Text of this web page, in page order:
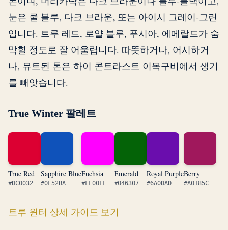
눈은 쿨 블루, 다크 브라운, 또는 아이시 그레이-그린
입니다. 트루 레드, 로얄 블루, 푸시아, 에메랄드가 숨
막힐 정도로 잘 어울립니다. 따뜻하거나, 어시하거
나, 뮤트된 톤은 하이 콘트라스트 이목구비에서 생기
를 빼앗습니다.
True Winter 팔레트
True Red
#DC0032
Sapphire Blue
#0F52BA
Fuchsia
#FF00FF
Emerald
#046307
Royal Purple
#6A0DAD
Berry
#A0185C
트루 윈터 상세 가이드 보기